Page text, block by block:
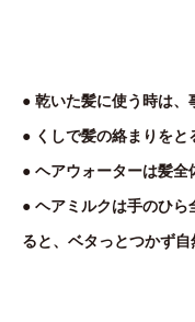
● 乾いた髪に使う時は
● くしで髪の絡まりを
● ヘアウォーターは髪
● ヘアミルクは手のひ
ると、ベタっとつかず